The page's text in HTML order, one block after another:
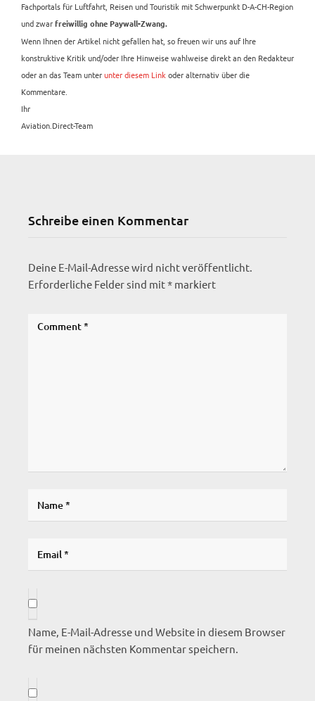
Fachportals für Luftfahrt, Reisen und Touristik mit Schwerpunkt D-A-CH-Region
und zwar freiwillig ohne Paywall-Zwang.
Wenn Ihnen der Artikel nicht gefallen hat, so freuen wir uns auf Ihre
konstruktive Kritik und/oder Ihre Hinweise wahlweise direkt an den Redakteur
oder an das Team unterunter diesem Link oder alternativ über die
Kommentare.
Ihr
Aviation.Direct-Team
Schreibe einen Kommentar
Deine E-Mail-Adresse wird nicht veröffentlicht.
Erforderliche Felder sind mit* markiert
Name, E-Mail-Adresse und Website in diesem Browser
für meinen nächsten Kommentar speichern.